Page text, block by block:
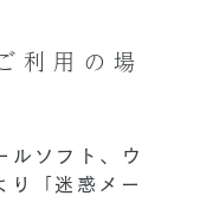
利用の場
ルソフト、ウ
り「迷惑メー